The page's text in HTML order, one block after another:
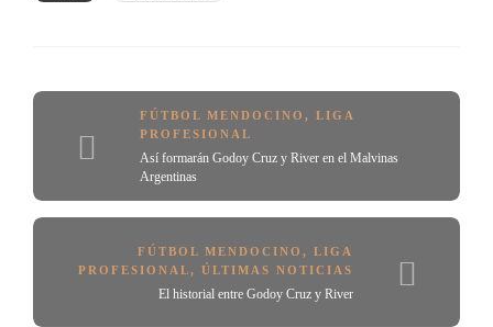
FÚTBOL MENDOCINO , LIGA
PROFESIONAL
Así formarán Godoy Cruz y River en el Malvinas
Argentinas
FÚTBOL MENDOCINO , LIGA
PROFESIONAL, ÚLTIMAS NOTICIAS
El historial entre Godoy Cruz y River